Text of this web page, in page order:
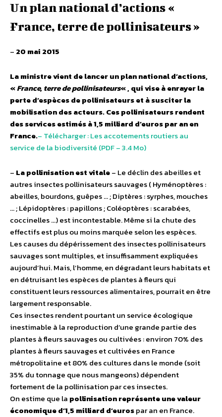
Un plan national d’actions «
France, terre de pollinisateurs »
– 20 mai 2015
La ministre vient de lancer un plan national d’actions,
«France, terre de pollinisateurs« , qui vise à enrayer la
perte d’espèces de pollinisateurs et à susciter la
mobilisation des acteurs. Ces pollinisateurs rendent
des services estimés à 1,5 milliard d’euros par an en
France.– Télécharger : Les accotements routiers au
service de la biodiversité (PDF – 3.4 Mo)
– La pollinisation est vitale– Le déclin des abeilles et
autres insectes pollinisateurs sauvages ( Hyménoptères :
abeilles, bourdons, guêpes … ; Diptères : syrphes, mouches
… ; Lépidoptères : papillons ; Coléoptères : scarabées,
coccinelles …) est incontestable. Même si la chute des
effectifs est plus ou moins marquée selon les espèces.
Les causes du dépérissement des insectes pollinisateurs
sauvages sont multiples, et insuffisamment expliquées
aujourd’hui. Mais, l’homme, en dégradant leurs habitats et
en détruisant les espèces de plantes à fleurs qui
constituent leurs ressources alimentaires, pourrait en être
largement responsable.
Ces insectes rendent pourtant un service écologique
inestimable à la reproduction d’une grande partie des
plantes à fleurs sauvages ou cultivées : environ 70% des
plantes à fleurs sauvages et cultivées en France
métropolitaine et 80% des cultures dans le monde (soit
35% du tonnage que nous mangeons) dépendent
fortement de la pollinisation par ces insectes.
On estime que la pollinisation représente une valeur
économique d’1,5 milliard d’eurospar an en France.